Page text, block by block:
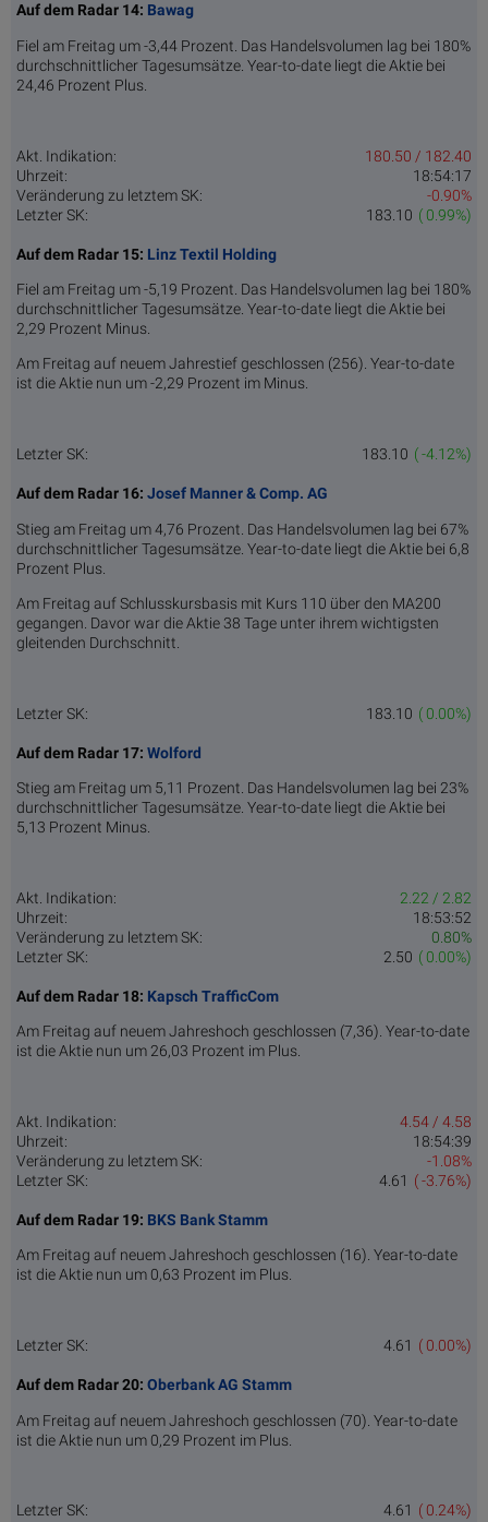
Auf dem Radar 14: Bawag
Fiel am Freitag um -3,44 Prozent. Das Handelsvolumen lag bei 180%
durchschnittlicher Tagesumsätze. Year-to-date liegt die Aktie bei
24,46 Prozent Plus.
Akt. Indikation:
180.50 / 182.40
Uhrzeit:
18:54:17
Veränderung zu letztem SK:
-0.90%
Letzter SK:
( 0.99%)
183.10
Auf dem Radar 15: Linz Textil Holding
Fiel am Freitag um -5,19 Prozent. Das Handelsvolumen lag bei 180%
durchschnittlicher Tagesumsätze. Year-to-date liegt die Aktie bei
2,29 Prozent Minus.
Am Freitag auf neuem Jahrestief geschlossen (256). Year-to-date
ist die Aktie nun um -2,29 Prozent im Minus.
Letzter SK: ( -4.12%)
183.10
Auf dem Radar 16: Josef Manner & Comp. AG
Stieg am Freitag um 4,76 Prozent. Das Handelsvolumen lag bei 67%
durchschnittlicher Tagesumsätze. Year-to-date liegt die Aktie bei 6,8
Prozent Plus.
Am Freitag auf Schlusskursbasis mit Kurs 110 über den MA200
gegangen. Davor war die Aktie 38 Tage unter ihrem wichtigsten
gleitenden Durchschnitt.
Letzter SK: ( 0.00%)
183.10
Auf dem Radar 17: Wolford
Stieg am Freitag um 5,11 Prozent. Das Handelsvolumen lag bei 23%
durchschnittlicher Tagesumsätze. Year-to-date liegt die Aktie bei
5,13 Prozent Minus.
Akt. Indikation:
2.22 / 2.82
Uhrzeit:
18:53:52
Veränderung zu letztem SK:
0.80%
Letzter SK:
( 0.00%)
2.50
Auf dem Radar 18: Kapsch TrafficCom
Am Freitag auf neuem Jahreshoch geschlossen (7,36). Year-to-date
ist die Aktie nun um 26,03 Prozent im Plus.
Akt. Indikation:
4.54 / 4.58
Uhrzeit:
18:54:39
Veränderung zu letztem SK:
-1.08%
Letzter SK:
( -3.76%)
4.61
Auf dem Radar 19: BKS Bank Stamm
Am Freitag auf neuem Jahreshoch geschlossen (16). Year-to-date
ist die Aktie nun um 0,63 Prozent im Plus.
Letzter SK: ( 0.00%)
4.61
Auf dem Radar 20: Oberbank AG Stamm
Am Freitag auf neuem Jahreshoch geschlossen (70). Year-to-date
ist die Aktie nun um 0,29 Prozent im Plus.
Letzter SK: ( 0.24%)
4.61